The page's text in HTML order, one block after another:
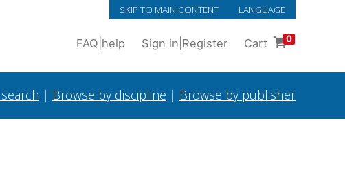
SKIP TO MAIN CONTENT LANGUAGE
FAQ help Sign in Register Cart 0
| Browse by discipline | Browse by publisher